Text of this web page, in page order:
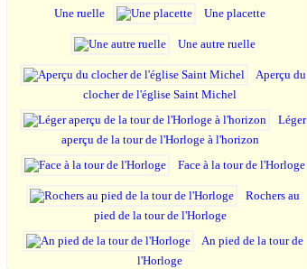
Une ruelle Une placette
Une autre ruelle
Aperçu du
clocher de l'église Saint Michel
Léger
aperçu de la tour de l'Horloge à l'horizon
Face à la tour de l'Horloge
Rochers au
pied de la tour de l'Horloge
An pied de la tour de
l'Horloge